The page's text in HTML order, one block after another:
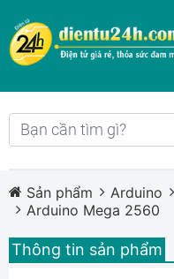
Sản phẩm Arduino
Arduino Mega 2560
Thông tin sản phẩm